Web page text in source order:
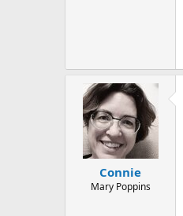
Connie
Mary Poppins